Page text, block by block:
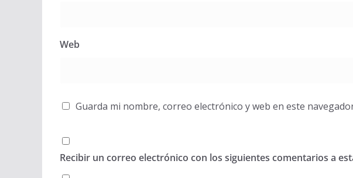
Web
Guarda mi nombre, correo electrónico y web en este
Recibir un correo electrónico con los siguientes comentarios a